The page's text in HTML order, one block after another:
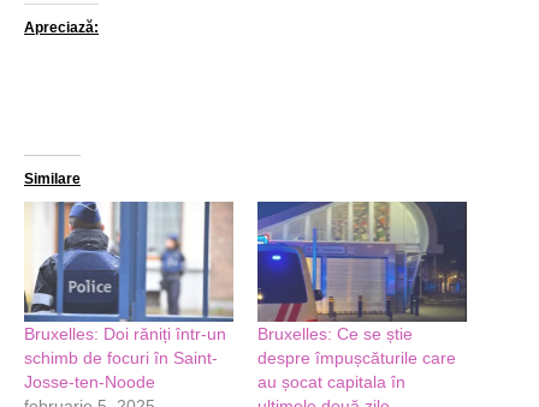
Apreciază:
Similare
Bruxelles: Doi răniți într-un
schimb de focuri în Saint-
Josse-ten-Noode
Bruxelles: Ce se știe
despre împușcăturile care
au șocat capitala în